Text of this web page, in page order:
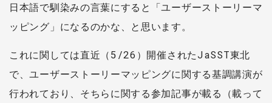
日本語で馴染みの言葉にすると「ユーザーストーリーマ
ッピング」になるのかな、と思います。
これに関しては直近（5/26）開催されたJaSST東北
で、ユーザーストーリーマッピングに関する基調講演が
行われており、そちらに関する参加記事が載る（載って